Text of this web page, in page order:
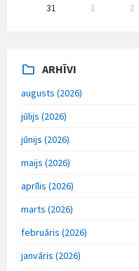
31
1 2
to
ARHĪVI
augusts (2026)
jūlijs (2026)
jūnijs (2026)
maijs (2026)
aprīlis (2026)
marts (2026)
februāris (2026)
janvāris (2026)